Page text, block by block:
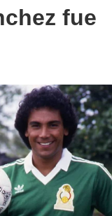
fue